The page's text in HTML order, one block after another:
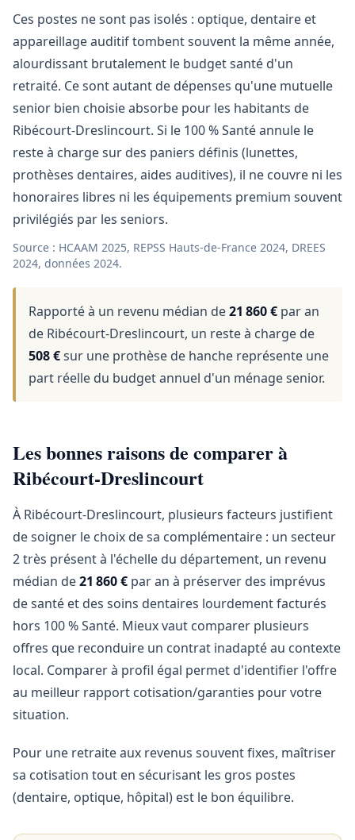
Ces postes ne sont pas isolés : optique, dentaire et
appareillage auditif tombent souvent la même année,
alourdissant brutalement le budget santé d'un
retraité. Ce sont autant de dépenses qu'une mutuelle
senior bien choisie absorbe pour les habitants de
Ribécourt-Dreslincourt. Si le 100 % Santé annule le
reste à charge sur des paniers définis (lunettes,
prothèses dentaires, aides auditives), il ne couvre ni les
honoraires libres ni les équipements premium souvent
privilégiés par les seniors.
Source : HCAAM 2025, REPSS Hauts-de-France 2024, DREES
2024, données 2024.
Rapporté à un revenu médian de21 860 € par an
de Ribécourt-Dreslincourt, un reste à charge de
508 €sur une prothèse de hanche représente une
part réelle du budget annuel d'un ménage senior.
Les bonnes raisons de comparer à
Ribécourt-Dreslincourt
À Ribécourt-Dreslincourt, plusieurs facteurs justifient
de soigner le choix de sa complémentaire : un secteur
2 très présent à l'échelle du département, un revenu
médian de21 860 € par an à préserver des imprévus
de santé et des soins dentaires lourdement facturés
hors 100 % Santé. Mieux vaut comparer plusieurs
offres que reconduire un contrat inadapté au contexte
local. Comparer à profil égal permet d'identifier l'offre
au meilleur rapport cotisation/garanties pour votre
situation.
Pour une retraite aux revenus souvent fixes, maîtriser
sa cotisation tout en sécurisant les gros postes
(dentaire, optique, hôpital) est le bon équilibre.